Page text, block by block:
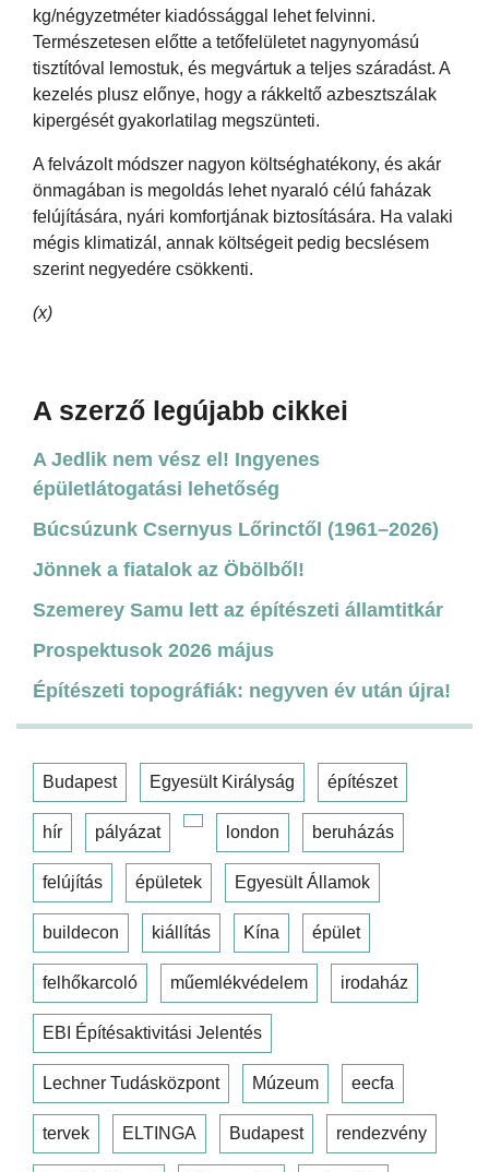
kg/négyzetméter kiadóssággal lehet felvinni.
Természetesen előtte a tetőfelületet nagynyomású
tisztítóval lemostuk, és megvártuk a teljes száradást. A
kezelés plusz előnye, hogy a rákkeltő azbesztszálak
kipergését gyakorlatilag megszünteti.
A felvázolt módszer nagyon költséghatékony, és akár
önmagában is megoldás lehet nyaraló célú faházak
felújítására, nyári komfortjának biztosítására. Ha valaki
mégis klimatizál, annak költségeit pedig becslésem
szerint negyedére csökkenti.
(x)
A szerző legújabb cikkei
A Jedlik nem vész el! Ingyenes
épületlátogatási lehetőség
Búcsúzunk Csernyus Lőrinctől (1961–2026)
Jönnek a fiatalok az Öbölből!
Szemerey Samu lett az építészeti államtitkár
Prospektusok 2026 május
Építészeti topográfiák: negyven év után újra!
Budapest Egyesült Királyság építészet
hír pályázat london beruházás
felújítás épületek Egyesült Államok
buildecon kiállítás Kína épület
felhőkarcoló műemlékvédelem irodaház
EBI Építésaktivitási Jelentés
Lechner Tudásközpont Múzeum eecfa
tervek ELTINGA Budapest rendezvény